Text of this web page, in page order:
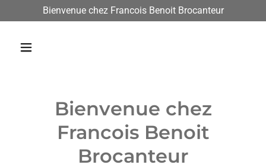
Bienvenue chez Francois Benoit Brocanteur
Bienvenue chez
Francois Benoit
Brocanteur